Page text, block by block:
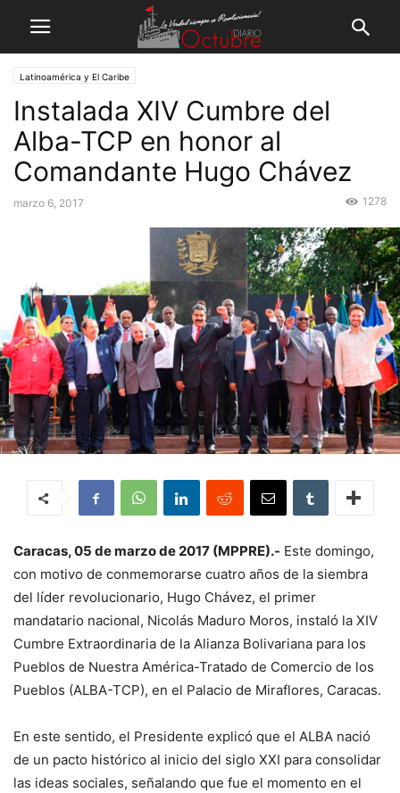
Latinoamérica y El Caribe
Instalada XIV Cumbre del
Alba-TCP en honor al
Comandante Hugo Chávez
marzo 6, 2017 1278
Caracas, 05 de marzo de 2017 (MPPRE).- Este domingo,
con motivo de conmemorarse cuatro años de la siembra
del líder revolucionario, Hugo Chávez, el primer
mandatario nacional, Nicolás Maduro Moros, instaló la XIV
Cumbre Extraordinaria de la Alianza Bolivariana para los
Pueblos de Nuestra América-Tratado de Comercio de los
Pueblos (ALBA-TCP), en el Palacio de Miraflores, Caracas.
En este sentido, el Presidente explicó que el ALBA nació
de un pacto histórico al inicio del siglo XXI para consolidar
las ideas sociales, señalando que fue el momento en el